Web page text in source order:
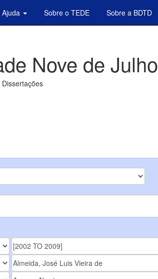
Ajuda Sobre o TEDE Sobre a BDTD
Nove de Julho